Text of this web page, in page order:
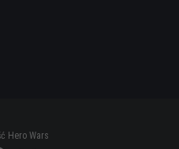
Hero Wars